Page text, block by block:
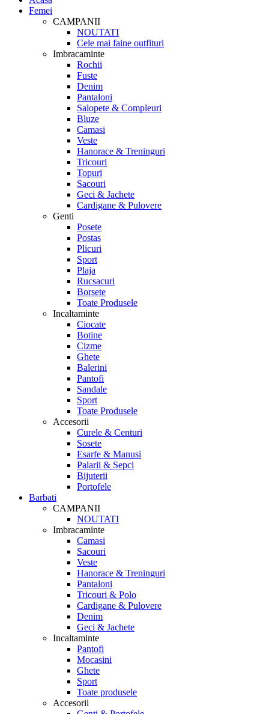
Femei
CAMPANII
NOUTATI
Cele mai faine outfituri
Imbracaminte
Rochii
Fuste
Denim
Pantaloni
Salopete & Compleuri
Bluze
Camasi
Veste
Hanorace & Treninguri
Tricouri
Topuri
Sacouri
Geci & Jachete
Cardigane & Pulovere
Genti
Posete
Postas
Plicuri
Sport
Plaja
Rucsacuri
Borsete
Toate Produsele
Incaltaminte
Ciocate
Botine
Cizme
Ghete
Balerini
Pantofi
Sandale
Sport
Toate Produsele
Accesorii
Curele & Centuri
Sosete
Esarfe & Manusi
Palarii & Sepci
Bijuterii
Portofele
Barbati
CAMPANII
NOUTATI
Imbracaminte
Camasi
Sacouri
Veste
Hanorace & Treninguri
Pantaloni
Tricouri & Polo
Cardigane & Pulovere
Denim
Geci & Jachete
Incaltaminte
Pantofi
Mocasini
Ghete
Sport
Toate produsele
Accesorii